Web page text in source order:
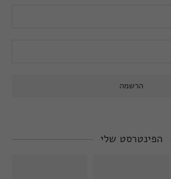
הפינטרסט שלי